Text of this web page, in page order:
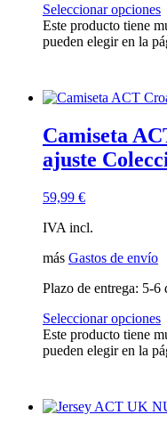
Seleccionar opciones
Este producto tiene
pueden elegir en la
Camiseta
ajuste
59,99 €
IVA incl.
más Gastos de envío
Plazo de entrega: 5-6
Seleccionar opciones
Este producto tiene
pueden elegir en la